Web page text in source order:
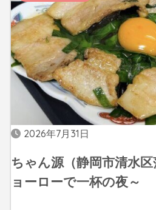
2026年7月31日
ちゃん源（静岡市清水
ョーローで一杯の夜～